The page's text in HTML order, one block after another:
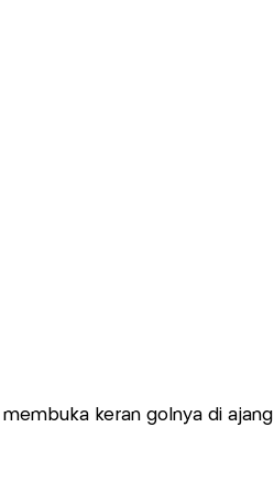
keran golnya di ajang